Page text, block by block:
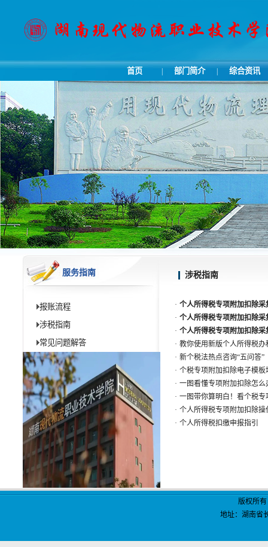
首页 部门简介 综合资讯
服务指南
报账流程
涉税指南
常见问题解答
涉税指南
· 个人所得税专项附加扣除
· 个人所得税专项附加扣除
· 个人所得税专项附加扣除
· 教你使用新版个人所得税办
· 新个税法热点咨询“五问答”
· 个税专项附加扣除电子模板
· 一图看懂专项附加扣除怎么
· 一图带你算明白！看个税
· 个人所得税专项附加扣除操
· 个人所得税扣缴申报指引
版权所
地址：湖南省